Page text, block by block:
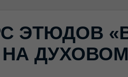
ЭТЮДОВ
НА